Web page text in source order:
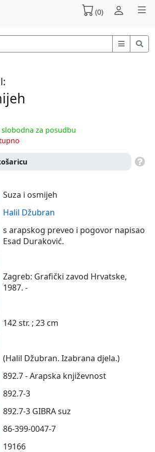
(0)
za posudbu
Suza i osmijeh
Halil Džubran
s arapskog preveo i pogovor napisao
Esad Duraković.
Zagreb: Grafički zavod Hrvatske,
1987. -
142 str. ; 23 cm
(Halil Džubran. Izabrana djela.)
892.7 - Arapska književnost
892.7-3
892.7-3 GIBRA suz
86-399-0047-7
19166